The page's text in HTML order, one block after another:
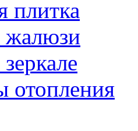
плитка
жалюзи
отопления